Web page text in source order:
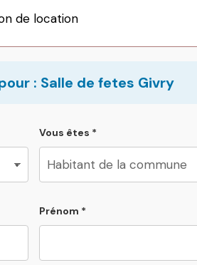
de location
: Salle de fetes Givry
Vous êtes *
Prénom *